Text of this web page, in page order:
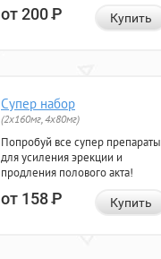
от 200Р Купить
Супер набор
(2х160мг, 4х80мг)
Попробуй все супер препараты
для усиления эрекции и
продления полового акта!
от 158Р Купить